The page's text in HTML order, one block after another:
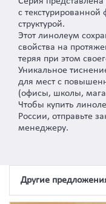
с
структурой.
Этот линолеум
свойства на
теряя при этом
Уникальное
для мест с
(офисы, школы,
Чтобы купить
России, отправьте
менеджеру.
Другие